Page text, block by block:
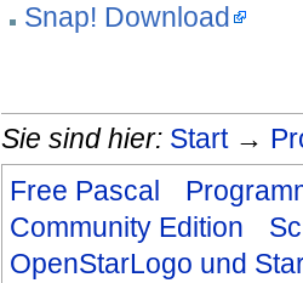
Snap! Download
Sie sind hier: Start→
Free Pascal
Community Edition
OpenStarLogo und